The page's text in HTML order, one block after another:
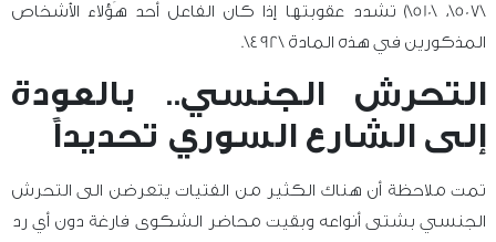
\507\، \510\) تشدد عقوبتها إذا كان الفاعل أحد هَؤلاء الأشخاص
المذكورين في هذه المادة \492\.
التحرش الجنسي.. بالعودة
إلى الشارع السوري تحديداً
تمت ملاحظة أن هناك الكثير من الفتيات يتعرضن الى التحرش
الجنسي بشتى أنواعه وبقيت محاضر الشكوى فارغة دون أي رد